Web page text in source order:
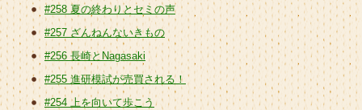
#258 夏の終わりとセミの声
#257 ざんねんないきもの
#256 長崎とNagasaki
#255 進研模試が売買される！
#254 上を向いて歩こう